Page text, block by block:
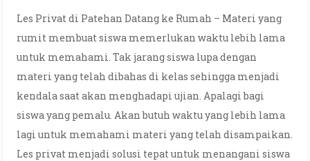
Les Privat di Patehan Datang ke Rumah – Materi yang
rumit membuat siswa memerlukan waktu lebih lama
untuk memahami. Tak jarang siswa lupa dengan
materi yang telah dibahas di kelas sehingga menjadi
kendala saat akan menghadapi ujian. Apalagi bagi
siswa yang pemalu. Akan butuh waktu yang lebih lama
lagi untuk memahami materi yang telah disampaikan.
Les privat menjadi solusi tepat untuk menangani siswa